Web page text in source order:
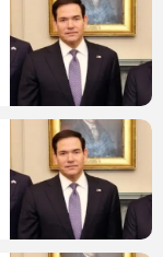
חדשות